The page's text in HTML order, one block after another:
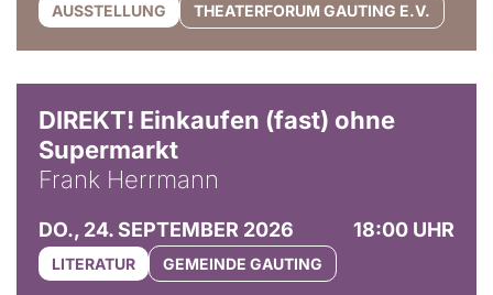
AUSSTELLUNG THEATERFORUM GAUTING E.V.
DIREKT! Einkaufen (fast) ohne
Supermarkt
Frank Herrmann
DO., 24. SEPTEMBER 2026 18:00 UHR
LITERATUR GEMEINDE GAUTING